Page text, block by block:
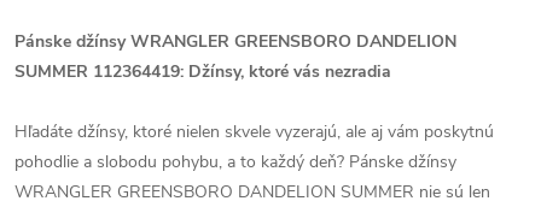
Pánske džínsy WRANGLER GREENSBORO DANDELION
SUMMER 112364419: Džínsy, ktoré vás nezradia
Hľadáte džínsy, ktoré nielen skvele vyzerajú, ale aj vám poskytnú
pohodlie a slobodu pohybu, a to každý deň? Pánske džínsy
WRANGLER GREENSBORO DANDELION SUMMER nie sú len